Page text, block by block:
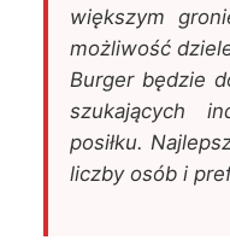
większym
możliwość
Burger będzie
szukających
posiłku.
liczby osób i